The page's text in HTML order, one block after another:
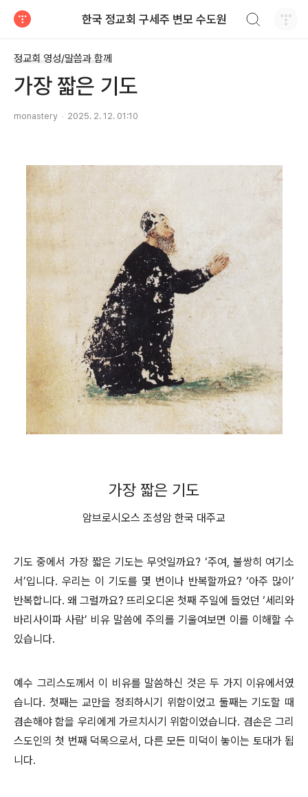
한국 정교회 구세주 변모 수도원
정교회 영성/말씀과 함께
가장 짧은 기도
monastery 2025. 2. 12. 01:10
가장 짧은 기도
암브로시오스 조성암 한국 대주교
기도 중에서 가장 짧은 기도는 무엇일까요? ‘주여, 불쌍히 여기소
서’입니다. 우리는 이 기도를 몇 번이나 반복할까요? ‘아주 많이’
반복합니다. 왜 그럴까요? 뜨리오디온 첫째 주일에 들었던 ‘세리와
바리사이파 사람’ 비유 말씀에 주의를 기울여보면 이를 이해할 수
있습니다.
예수 그리스도께서 이 비유를 말씀하신 것은 두 가지 이유에서였
습니다. 첫째는 교만을 정죄하시기 위함이었고 둘째는 기도할 때
겸손해야 함을 우리에게 가르치시기 위함이었습니다. 겸손은 그리
스도인의 첫 번째 덕목으로서, 다른 모든 미덕이 놓이는 토대가 됩
니다.